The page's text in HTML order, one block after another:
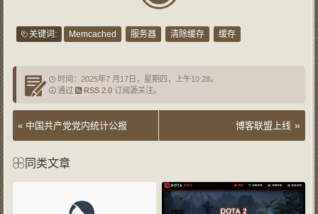
关键词: Memcached 服务器 清除缓存 缓存
时间：2025年7 月17日，星期四，上午10:28。
通过
RSS 2.0订阅源关注。
« 中国共产党党内统计公报 博客联盟上线 »
同类文章